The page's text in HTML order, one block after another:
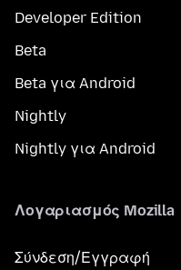
Developer Edition
Beta
Beta για Android
Nightly
Nightly για Android
Λογαριασμός Mozilla
Σύνδεση/Εγγραφή